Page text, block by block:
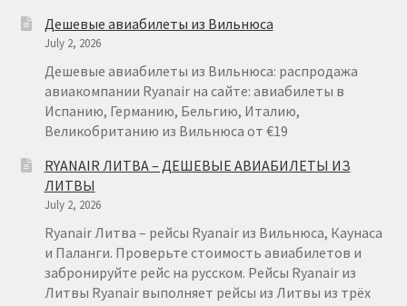
НА
ИЗ
ВАРШАВЫ
ОТ
€
Дешевые авиабилеты из Вильнюса
July 2, 2026
Дешевые авиабилеты из Вильнюса: распродажа
авиакомпании Ryanair на сайте: авиабилеты в
Испанию, Германию, Бельгию, Италию,
Великобританию из Вильнюса от €19
RYANAIR ЛИТВА – ДЕШЕВЫЕ АВИАБИЛЕТЫ ИЗ
ЛИТВЫ
July 2, 2026
Ryanair Литва – рейсы Ryanair из Вильнюса, Каунаса
и Паланги. Проверьте стоимость авиабилетов и
забронируйте рейс на русском. Рейсы Ryanair из
Литвы Ryanair выполняет рейсы из Литвы из трёх